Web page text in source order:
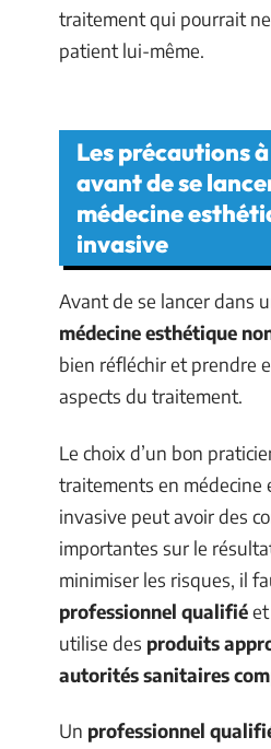
traitement qui pourrait
patient lui-même.
Les précautions
avant de se
médecine
invasive
Avant de se lancer dans
médecine esthétique
bien réfléchir et prendre
aspects du traitement.
Le choix d’un bon
traitements en médecine
invasive peut avoir des
importantes sur le
minimiser les risques, il
professionnel qualifié
utilise des produits
autorités sanitaires
Un professionnel